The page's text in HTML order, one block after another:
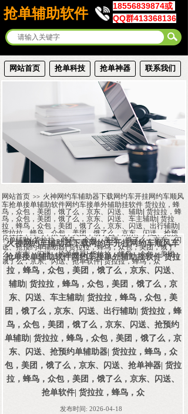
抢单辅助软件
18556839874或
QQ群413368136
网站首页 抢单科技 抢单神器 联系我们
网站首页 >> 火神网约车辅助器下载网约车开挂网约车顺风
车抢单接单辅助软件网约车接单外辅助挂软件 货拉拉，蜂
鸟，众包，美团，饿了么，京东、闪送、辅助| 货拉拉，蜂
鸟，众包，美团，饿了么，京东、闪送、车主辅助| 货拉
拉，蜂鸟，众包，美团，饿了么，京东、闪送、出行辅助|
货拉拉，蜂鸟，众包，美团，饿了么，京东、闪送、抢预
约单辅助| 货拉拉，蜂鸟，众包，美团，饿了么，京东、闪
送、抢预约单辅助器| 货拉拉，蜂鸟，众包，美团，饿了
么，京东、闪送、抢单神器| 货拉拉，蜂鸟，众包，美团，
饿了么，京东、闪送、抢单软件| 货拉拉，蜂鸟，众
火神网约车辅助器下载网约车开挂网约车顺风车
抢单接单辅助软件网约车接单外辅助挂软件 货拉
拉，蜂鸟，众包，美团，饿了么，京东、闪送、
辅助| 货拉拉，蜂鸟，众包，美团，饿了么，京
东、闪送、车主辅助| 货拉拉，蜂鸟，众包，美
团，饿了么，京东、闪送、出行辅助| 货拉拉，蜂
鸟，众包，美团，饿了么，京东、闪送、抢预约
单辅助| 货拉拉，蜂鸟，众包，美团，饿了么，京
东、闪送、抢预约单辅助器| 货拉拉，蜂鸟，众
包，美团，饿了么，京东、闪送、抢单神器| 货拉
拉，蜂鸟，众包，美团，饿了么，京东、闪送、
抢单软件| 货拉拉，蜂鸟，众
发布时间: 2026-04-18